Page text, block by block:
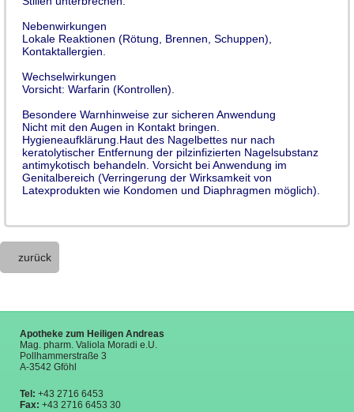
Nebenwirkungen
Lokale Reaktionen (Rötung, Brennen, Schuppen),
Kontaktallergien.
Wechselwirkungen
Vorsicht: Warfarin (Kontrollen).
Besondere Warnhinweise zur sicheren Anwendung
Nicht mit den Augen in Kontakt bringen.
Hygieneaufklärung.Haut des Nagelbettes nur nach
keratolytischer Entfernung der pilzinfizierten Nagelsubstanz
antimykotisch behandeln. Vorsicht bei Anwendung im
Genitalbereich (Verringerung der Wirksamkeit von
Latexprodukten wie Kondomen und Diaphragmen möglich).
zurück
Apotheke zum Heiligen Andreas
Mag. pharm. Valiola Moradi e.U.
Pollhammerstraße 3
A-3542 Gföhl
Tel: +43 2716 6453
Fax: +43 2716 6453 30